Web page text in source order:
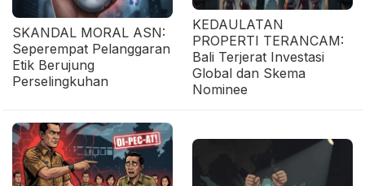
SKANDAL MORAL ASN:
Seperempat Pelanggaran
Etik Berujung
Perselingkuhan
KEDAULATAN
PROPERTI TERANCAM:
Bali Terjerat Investasi
Global dan Skema
Nominee